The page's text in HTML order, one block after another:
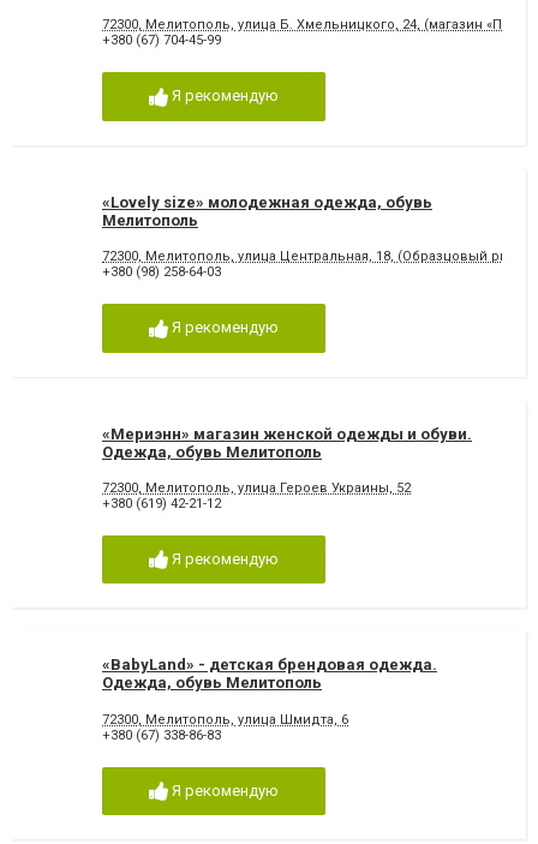
72300, Мелитополь, улица Б. Хмельницкого, 24, (магазин
+380 (67) 704-45-99
Я рекомендую
«Lovely size» молодежная одежда, обувь
Мелитополь
72300, Мелитополь, улица Центральная, 18, (Образцовый рынок)
+380 (98) 258-64-03
Я рекомендую
«Мериэнн» магазин женской одежды и обуви.
Одежда, обувь Мелитополь
72300, Мелитополь, улица Героев Украины, 52
+380 (619) 42-21-12
Я рекомендую
«BabyLand» - детская брендовая одежда.
Одежда, обувь Мелитополь
72300, Мелитополь, улица Шмидта, 6
+380 (67) 338-86-83
Я рекомендую